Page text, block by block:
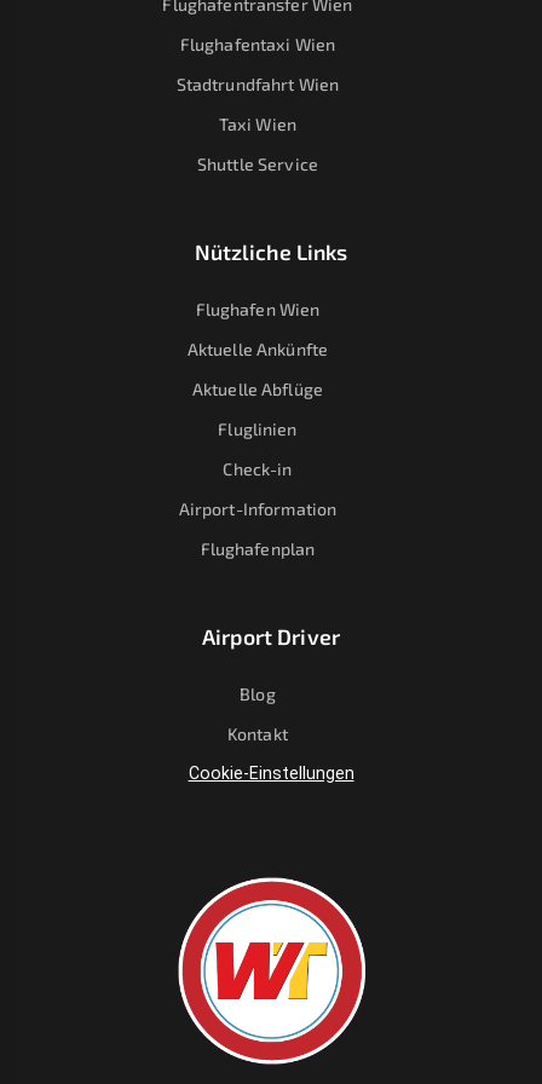
Flughafentransfer Wien
Flughafentaxi Wien
Stadtrundfahrt Wien
Taxi Wien
Shuttle Service
Nützliche Links
Flughafen Wien
Aktuelle Ankünfte
Aktuelle Abflüge
Fluglinien
Check-in
Airport-Information
Flughafenplan
Airport Driver
Blog
Kontakt
Cookie-Einstellungen